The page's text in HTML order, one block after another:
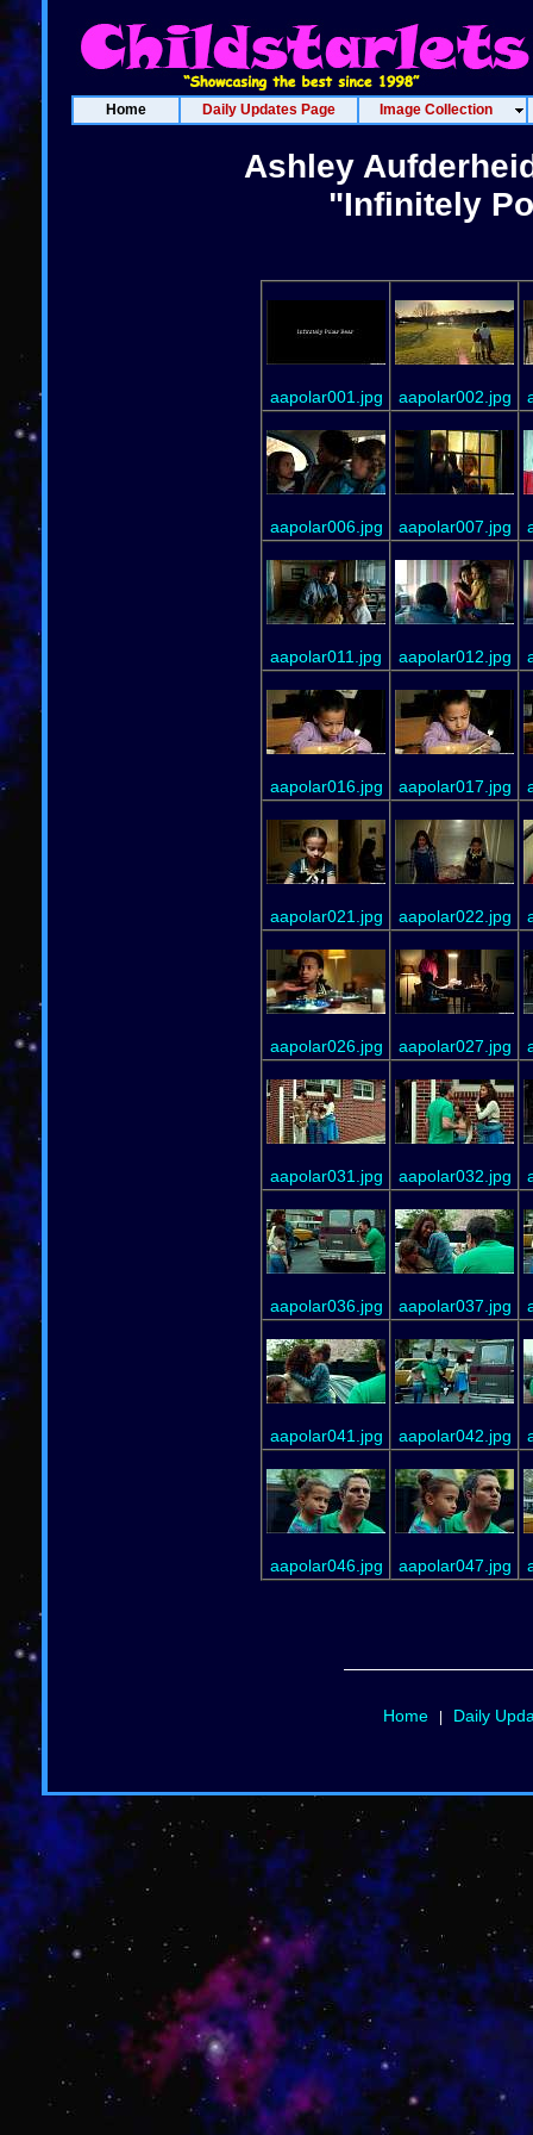
Home Daily Updates Page Image Collection
Ashley
"Infinitely
aapolar001.jpg aapolar002.jpg
aapolar006.jpg aapolar007.jpg
aapolar011.jpg aapolar012.jpg
aapolar016.jpg aapolar017.jpg
aapolar021.jpg aapolar022.jpg
aapolar026.jpg aapolar027.jpg
aapolar031.jpg aapolar032.jpg
aapolar036.jpg aapolar037.jpg
aapolar041.jpg aapolar042.jpg
aapolar046.jpg aapolar047.jpg
Home| Daily